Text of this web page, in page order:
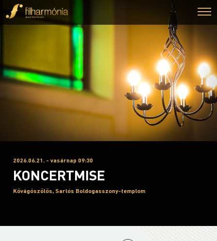
2026.06.21. - vasárnap 09:30
KONCERTMISE
Kővágószőlős, Sarlós Boldogasszony-templom